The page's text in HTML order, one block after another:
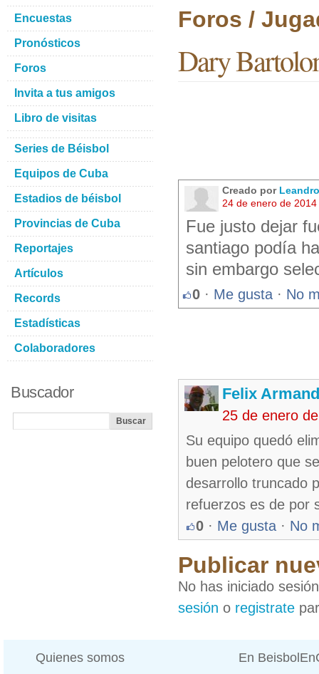
Foros /
Dary
Creado por
24 de enero de
Fue justo dejar
santiago podía
sin embargo
0 · Me gusta · No
Felix
25 de enero
Su equipo quedó
buen pelotero que
desarrollo truncado
refuerzos es de por
0 · Me gusta · No
Publicar
No has iniciado
sesión o registrate
Encuestas
Pronósticos
Foros
Invita a tus amigos
Libro de visitas
Series de Béisbol
Equipos de Cuba
Estadios de béisbol
Provincias de Cuba
Reportajes
Artículos
Records
Estadísticas
Colaboradores
Buscador
Quienes somos En